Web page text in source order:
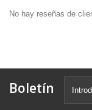
No hay reseñas de
Boletín